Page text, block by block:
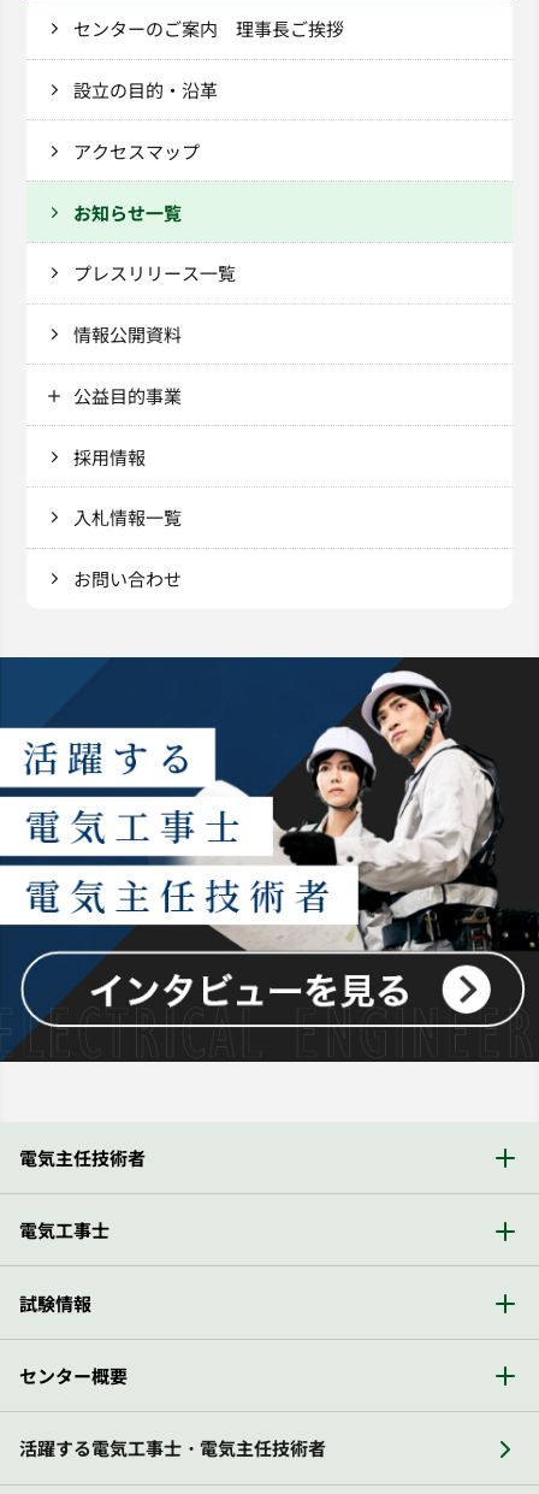
センターのご案内 理事長ご挨拶
設立の目的・沿革
アクセスマップ
お知らせ一覧
プレスリリース一覧
情報公開資料
公益目的事業
採用情報
入札情報一覧
お問い合わせ
電気主任技術者
電気工事士
試験情報
センター概要
活躍する電気工事士・電気主任技術者